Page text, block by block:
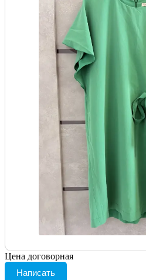
Цена договорная
Написать